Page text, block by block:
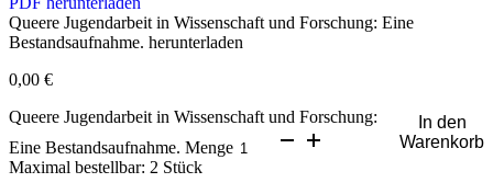
Queere Jugendarbeit in Wissenschaft und Forschung: Eine
Bestandsaufnahme. herunterladen
0,00 €
Queere Jugendarbeit in Wissenschaft und Forschung:
Eine Bestandsaufnahme. Menge
In den
Warenkorb
Maximal bestellbar: 2 Stück